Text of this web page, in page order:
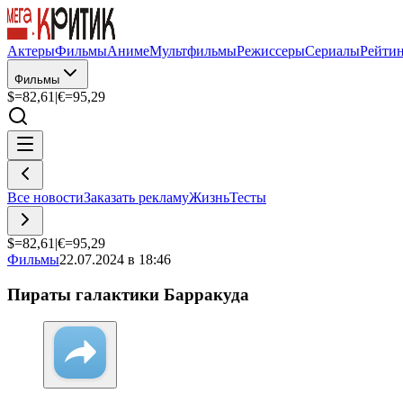
АктерыФильмыАнимеМультфильмыРежиссерыСериалы
Фильмы
$=82,61 |€=95,29
Все новостиЗаказать рекламуЖизньТесты
$=82,61 |€=95,29
Фильмы22.07.2024 в 18:46
Пираты галактики Барракуда